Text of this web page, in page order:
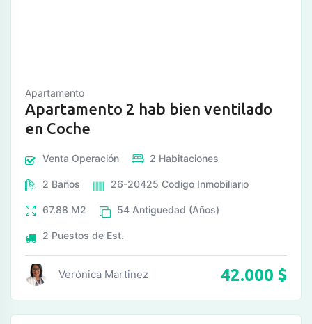
Apartamento
Apartamento 2 hab bien ventilado
en Coche
Venta Operación 2 Habitaciones
2 Baños 26-20425 Codigo Inmobiliario
67.88 M2 54 Antiguedad (Años)
2 Puestos de Est.
Verónica Martinez 42.000 $